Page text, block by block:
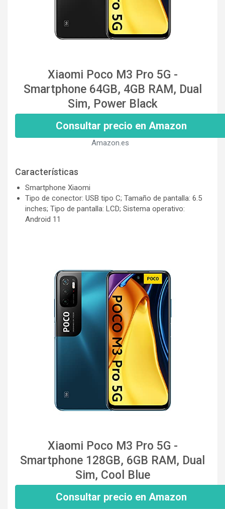
Xiaomi Poco M3 Pro 5G -
Smartphone 64GB, 4GB RAM, Dual
Sim, Power Black
Consultar precio en Amazon
Amazon.es
Características
Smartphone Xiaomi
Tipo de conector: USB tipo C; Tamaño de pantalla: 6.5
inches; Tipo de pantalla: LCD; Sistema operativo:
Android 11
Xiaomi Poco M3 Pro 5G -
Smartphone 128GB, 6GB RAM, Dual
Sim, Cool Blue
Consultar precio en Amazon